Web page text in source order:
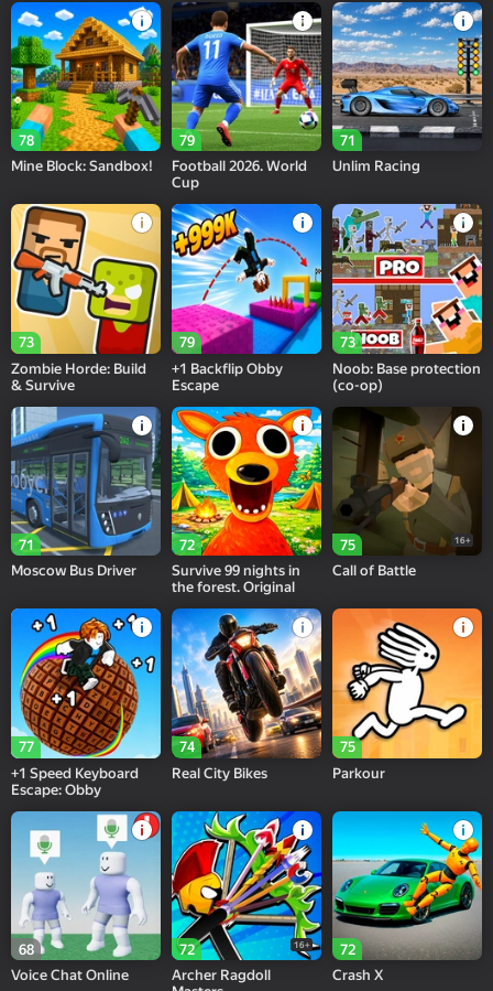
78
Mine Block: Sandbox!
79
Football 2026. World
Cup
71
Unlim Racing
73
Zombie Horde: Build
& Survive
79
+1 Backflip Obby
Escape
73
Noob: Base protection
(co-op)
71
Moscow Bus Driver
72
Survive 99 nights in
the forest. Original
75 16+
Call of Battle
77
+1 Speed Keyboard
Escape: Obby
74
Real City Bikes
75
Parkour
68
Voice Chat Online
72 16+
Archer Ragdoll
72
Crash X